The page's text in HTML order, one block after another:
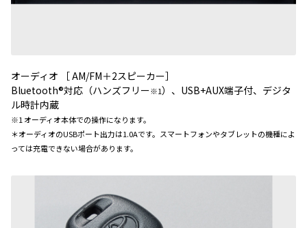
オーディオ ［ AM/FM＋2スピーカー］
Bluetooth®対応（ハンズフリー※1）、USB+AUX端子付、デジタ
ル時計内蔵
※1 オーディオ本体での操作になります。
＊オーディオのUSBポート出力は1.0Aです。スマートフォンやタブレットの機種によ
っては充電できない場合があります。